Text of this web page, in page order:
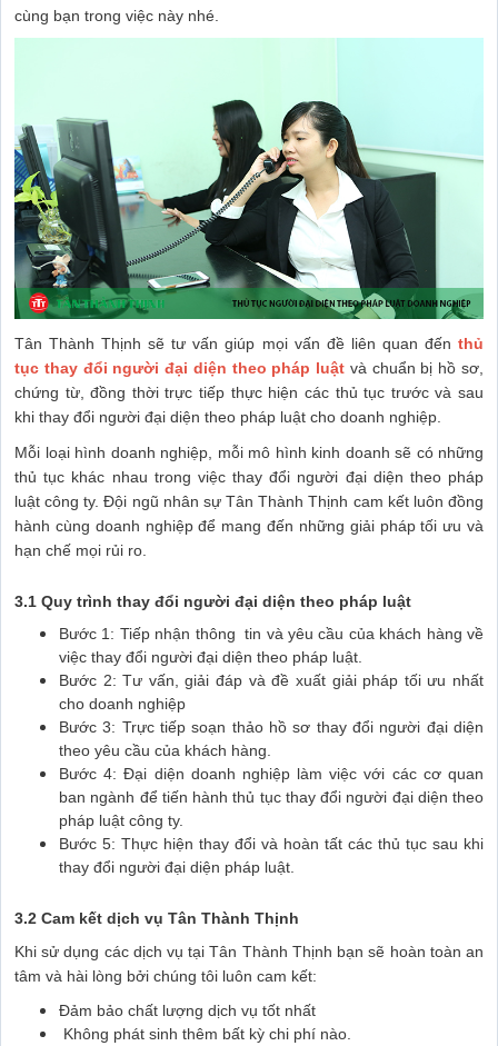
cùng bạn trong việc này nhé.
Tân Thành Thịnh sẽ tư vấn giúp mọi vấn đề liên quan đến thủ
tục thay đổi người đại diện theo pháp luật và chuẩn bị hồ sơ,
chứng từ, đồng thời trực tiếp thực hiện các thủ tục trước và sau
khi thay đổi người đại diện theo pháp luật cho doanh nghiệp.
Mỗi loại hình doanh nghiệp, mỗi mô hình kinh doanh sẽ có những
thủ tục khác nhau trong việc thay đổi người đại diện theo pháp
luật công ty. Đội ngũ nhân sự Tân Thành Thịnh cam kết luôn đồng
hành cùng doanh nghiệp để mang đến những giải pháp tối ưu và
hạn chế mọi rủi ro.
3.1 Quy trình thay đổi người đại diện theo pháp luật
Bước 1: Tiếp nhận thông tin và yêu cầu của khách hàng về
việc thay đổi người đại diện theo pháp luật.
Bước 2: Tư vấn, giải đáp và đề xuất giải pháp tối ưu nhất
cho doanh nghiệp
Bước 3: Trực tiếp soạn thảo hồ sơ thay đổi người đại diện
theo yêu cầu của khách hàng.
Bước 4: Đại diện doanh nghiệp làm việc với các cơ quan
ban ngành để tiến hành thủ tục thay đổi người đại diện theo
pháp luật công ty.
Bước 5: Thực hiện thay đổi và hoàn tất các thủ tục sau khi
thay đổi người đại diện pháp luật.
3.2 Cam kết dịch vụ Tân Thành Thịnh
Khi sử dụng các dịch vụ tại Tân Thành Thịnh bạn sẽ hoàn toàn an
tâm và hài lòng bởi chúng tôi luôn cam kết:
Đảm bảo chất lượng dịch vụ tốt nhất
Không phát sinh thêm bất kỳ chi phí nào.